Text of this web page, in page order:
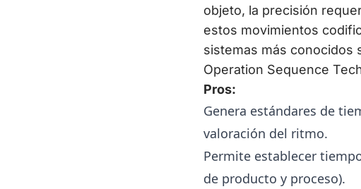
objeto, la precisión
estos movimientos
sistemas más conocidos
Operation Sequence
Pros:
Genera estándares de
valoración del ritmo.
Permite establecer
de producto y proceso).